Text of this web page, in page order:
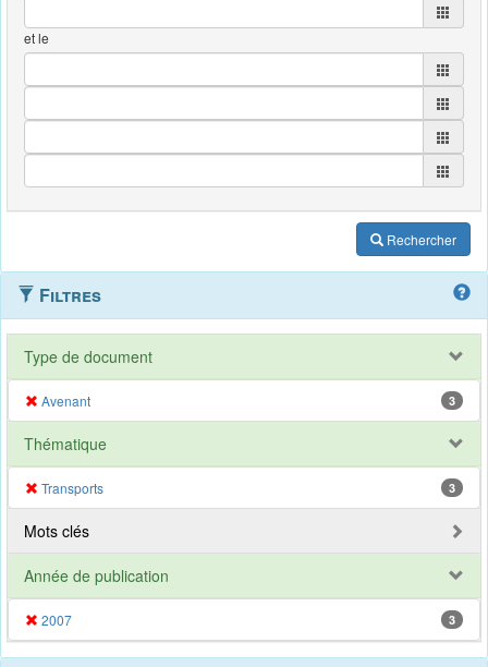
et le
Rechercher
Filtres
Type de document
Avenant 3
Thématique
Transports 3
Mots clés
Année de publication
2007 3